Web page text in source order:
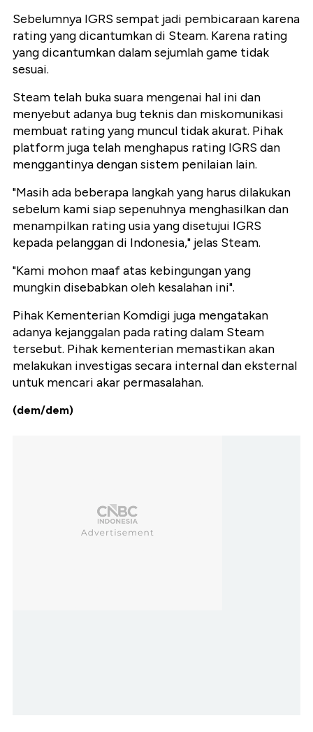
Sebelumnya IGRS sempat jadi pembicaraan karena
rating yang dicantumkan di Steam. Karena rating
yang dicantumkan dalam sejumlah game tidak
sesuai.
Steam telah buka suara mengenai hal ini dan
menyebut adanya bug teknis dan miskomunikasi
membuat rating yang muncul tidak akurat. Pihak
platform juga telah menghapus rating IGRS dan
menggantinya dengan sistem penilaian lain.
"Masih ada beberapa langkah yang harus dilakukan
sebelum kami siap sepenuhnya menghasilkan dan
menampilkan rating usia yang disetujui IGRS
kepada pelanggan di Indonesia," jelas Steam.
"Kami mohon maaf atas kebingungan yang
mungkin disebabkan oleh kesalahan ini".
Pihak Kementerian Komdigi juga mengatakan
adanya kejanggalan pada rating dalam Steam
tersebut. Pihak kementerian memastikan akan
melakukan investigas secara internal dan eksternal
untuk mencari akar permasalahan.
(dem/dem)